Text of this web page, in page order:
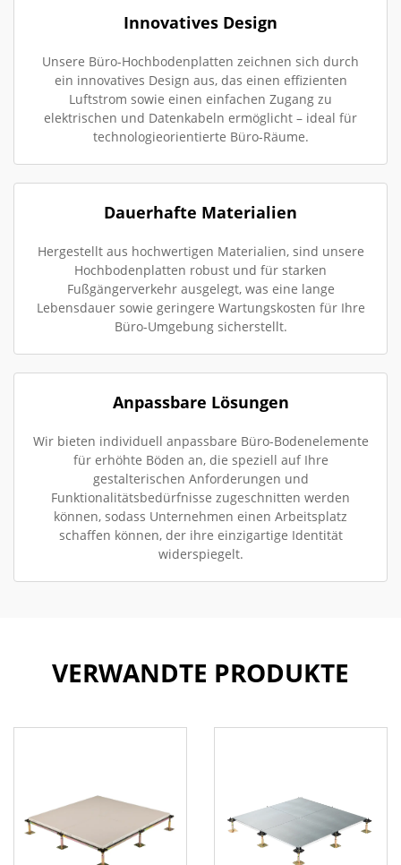
Innovatives Design
Unsere Büro-Hochbodenplatten zeichnen sich durch
ein innovatives Design aus, das einen effizienten
Luftstrom sowie einen einfachen Zugang zu
elektrischen und Datenkabeln ermöglicht – ideal für
technologieorientierte Büro-Räume.
Dauerhafte Materialien
Hergestellt aus hochwertigen Materialien, sind unsere
Hochbodenplatten robust und für starken
Fußgängerverkehr ausgelegt, was eine lange
Lebensdauer sowie geringere Wartungskosten für Ihre
Büro-Umgebung sicherstellt.
Anpassbare Lösungen
Wir bieten individuell anpassbare Büro-Bodenelemente
für erhöhte Böden an, die speziell auf Ihre
gestalterischen Anforderungen und
Funktionalitätsbedürfnisse zugeschnitten werden
können, sodass Unternehmen einen Arbeitsplatz
schaffen können, der ihre einzigartige Identität
widerspiegelt.
VERWANDTE PRODUKTE